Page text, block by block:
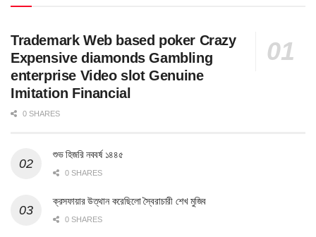
Trademark Web based poker Crazy
Expensive diamonds Gambling
enterprise Video slot Genuine
Imitation Financial
0 SHARES
শুভ হিজরি নববর্ষ ১৪৪৫
0 SHARES
ক্রসফায়ার উত্থান করেছিলো স্বৈরাচারী শেখ মুজিব
0 SHARES